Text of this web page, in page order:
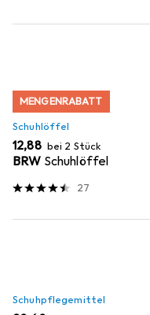
MENGENRABATT
Schuhlöffel
EUR
12,88 bei 2 Stück
BRW Schuhlöffel
27
Schuhpflegemittel